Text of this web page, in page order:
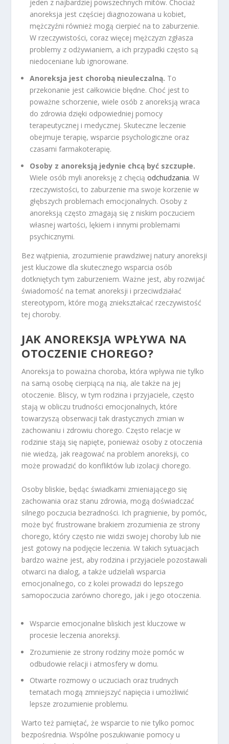
jeden z najbardziej powszechnych mitów. Chociaż
anoreksja jest częściej diagnozowana u kobiet,
mężczyźni również mogą cierpieć na to zaburzenie.
W rzeczywistości, coraz więcej mężczyzn zgłasza
problemy z odżywianiem, a ich przypadki często są
niedoceniane lub ignorowane.
Anoreksja jest chorobą nieuleczalną. To
przekonanie jest całkowicie błędne. Choć jest to
poważne schorzenie, wiele osób z anoreksją wraca
do zdrowia dzięki odpowiedniej pomocy
terapeutycznej i medycznej. Skuteczne leczenie
obejmuje terapię, wsparcie psychologiczne oraz
czasami farmakoterapię.
Osoby z anoreksją jedynie chcą być szczupłe.
Wiele osób myli anoreksję z chęciąodchudzania. W
rzeczywistości, to zaburzenie ma swoje korzenie w
głębszych problemach emocjonalnych. Osoby z
anoreksją często zmagają się z niskim poczuciem
własnej wartości, lękiem i innymi problemami
psychicznymi.
Bez wątpienia, zrozumienie prawdziwej natury anoreksji
jest kluczowe dla skutecznego wsparcia osób
dotkniętych tym zaburzeniem. Ważne jest, aby rozwijać
świadomość na temat anoreksji i przeciwdziałać
stereotypom, które mogą zniekształcać rzeczywistość
tej choroby.
JAK ANOREKSJA WPŁYWA NA
OTOCZENIE CHOREGO?
Anoreksja to poważna choroba, która wpływa nie tylko
na samą osobę cierpiącą na nią, ale także na jej
otoczenie. Bliscy, w tym rodzina i przyjaciele, często
stają w obliczu trudności emocjonalnych, które
towarzyszą obserwacji tak drastycznych zmian w
zachowaniu i zdrowiu chorego. Często relacje w
rodzinie stają się napięte, ponieważ osoby z otoczenia
nie wiedzą, jak reagować na problem anoreksji, co
może prowadzić do konfliktów lub izolacji chorego.
Osoby bliskie, będąc świadkami zmieniającego się
zachowania oraz stanu zdrowia, mogą doświadczać
silnego poczucia bezradności. Ich pragnienie, by pomóc,
może być frustrowane brakiem zrozumienia ze strony
chorego, który często nie widzi swojej choroby lub nie
jest gotowy na podjęcie leczenia. W takich sytuacjach
bardzo ważne jest, aby rodzina i przyjaciele pozostawali
otwarci na dialog, a także udzielali wsparcia
emocjonalnego, co z kolei prowadzi do lepszego
samopoczucia zarówno chorego, jak i jego otoczenia.
Wsparcie emocjonalne bliskich jest kluczowe w
procesie leczenia anoreksji.
Zrozumienie ze strony rodziny może pomóc w
odbudowie relacji i atmosfery w domu.
Otwarte rozmowy o uczuciach oraz trudnych
tematach mogą zmniejszyć napięcia i umożliwić
lepsze zrozumienie problemu.
Warto też pamiętać, że wsparcie to nie tylko pomoc
bezpośrednia. Wspólne poszukiwanie pomocy u